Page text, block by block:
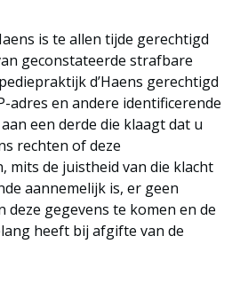
is te allen tijde gerechtigd
geconstateerde strafbare
d’Haens gerechtigd
adres en andere identificerende
een derde die klaagt dat u
rechten of deze
mits de juistheid van die klacht
aannemelijk is, er geen
deze gegevens te komen en de
heeft bij afgifte van de